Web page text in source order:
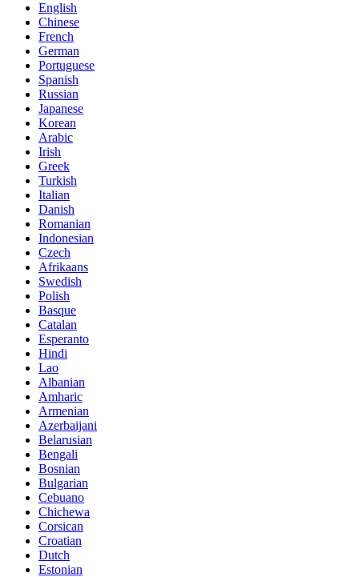
English
Chinese
French
German
Portuguese
Spanish
Russian
Japanese
Korean
Arabic
Irish
Greek
Turkish
Italian
Danish
Romanian
Indonesian
Czech
Afrikaans
Swedish
Polish
Basque
Catalan
Esperanto
Hindi
Lao
Albanian
Amharic
Armenian
Azerbaijani
Belarusian
Bengali
Bosnian
Bulgarian
Cebuano
Chichewa
Corsican
Croatian
Dutch
Estonian